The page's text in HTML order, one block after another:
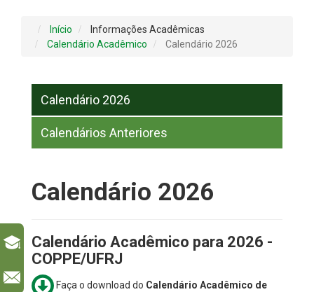
Início
Informações Acadêmicas
Calendário Acadêmico
Calendário 2026
Calendário 2026
Calendários Anteriores
Calendário 2026
Calendário Acadêmico para 2026 -
COPPE/UFRJ
Faça o download do Calendário Acadêmico de